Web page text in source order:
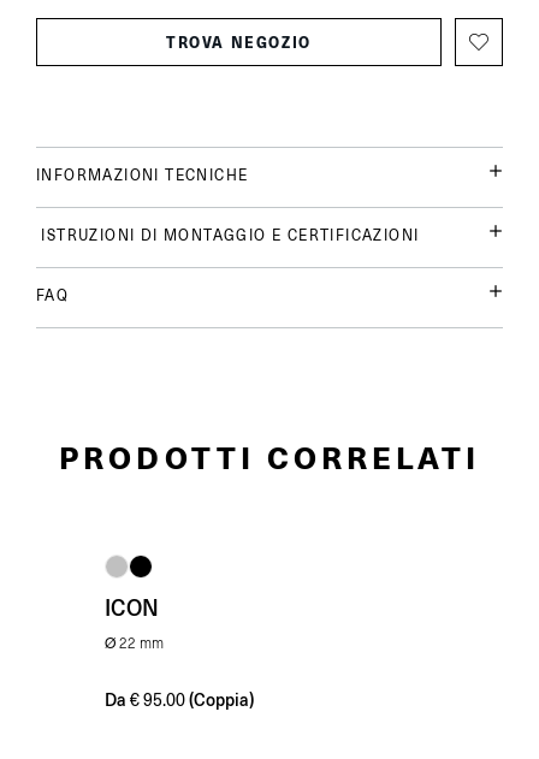
TROVA NEGOZIO
INFORMAZIONI TECNICHE
ISTRUZIONI DI MONTAGGIO E CERTIFICAZIONI
FAQ
PRODOTTI CORRELATI
ICON
Ø 22 mm
Da €95.00 (Coppia)